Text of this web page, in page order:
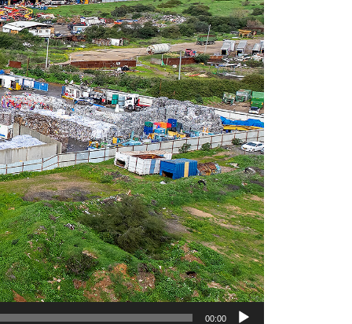
00:00